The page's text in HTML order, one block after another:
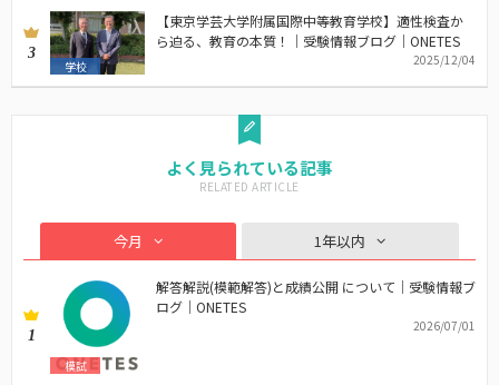
3
学校
【東京学芸大学附属国際中等教育学校】適性検査か
ら迫る、教育の本質！｜受験情報ブログ｜ONETES
2025/12/04
よく見られている記事
今月 1年以内
1
模試
解答解説(模範解答)と成績公開 について｜受験情報ブ
ログ｜ONETES
2026/07/01